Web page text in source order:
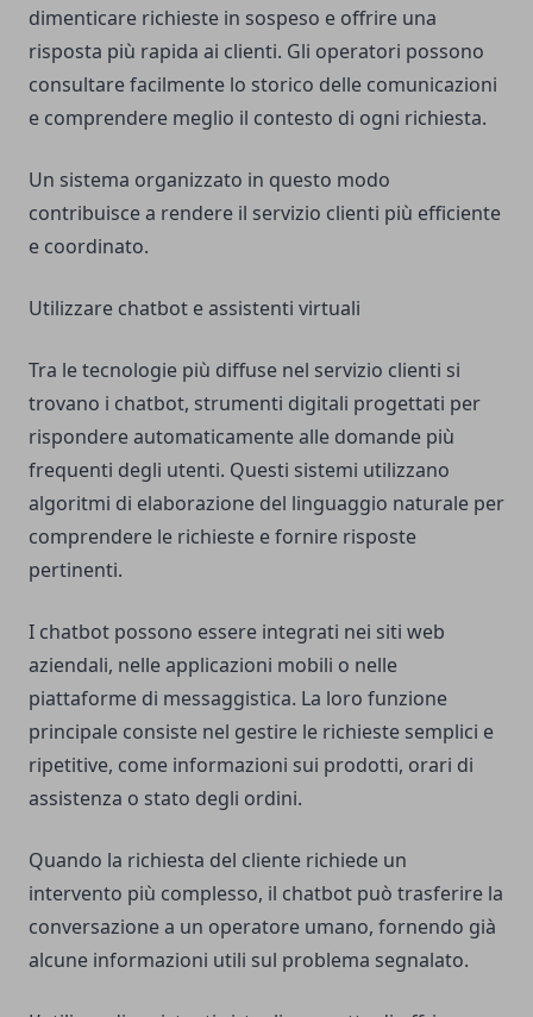
dimenticare richieste in sospeso e offrire una
risposta più rapida ai clienti. Gli operatori possono
consultare facilmente lo storico delle comunicazioni
e comprendere meglio il contesto di ogni richiesta.
Un sistema organizzato in questo modo
contribuisce a rendere il servizio clienti più efficiente
e coordinato.
Utilizzare chatbot e assistenti virtuali
Tra le tecnologie più diffuse nel servizio clienti si
trovano i chatbot, strumenti digitali progettati per
rispondere automaticamente alle domande più
frequenti degli utenti. Questi sistemi utilizzano
algoritmi di elaborazione del linguaggio naturale per
comprendere le richieste e fornire risposte
pertinenti.
I chatbot possono essere integrati nei siti web
aziendali, nelle applicazioni mobili o nelle
piattaforme di messaggistica. La loro funzione
principale consiste nel gestire le richieste semplici e
ripetitive, come informazioni sui prodotti, orari di
assistenza o stato degli ordini.
Quando la richiesta del cliente richiede un
intervento più complesso, il chatbot può trasferire la
conversazione a un operatore umano, fornendo già
alcune informazioni utili sul problema segnalato.